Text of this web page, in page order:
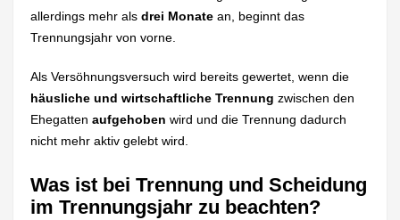
allerdings mehr alsdrei Monate an, beginnt das
Trennungsjahr von vorne.
Als Versöhnungsversuch wird bereits gewertet, wenn die
häusliche und wirtschaftliche Trennung zwischen den
Ehegattenaufgehoben wird und die Trennung dadurch
nicht mehr aktiv gelebt wird.
Was ist bei Trennung und Scheidung
im Trennungsjahr zu beachten?